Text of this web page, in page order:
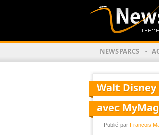
NEWSPARCS
Walt
avec
Publié par François